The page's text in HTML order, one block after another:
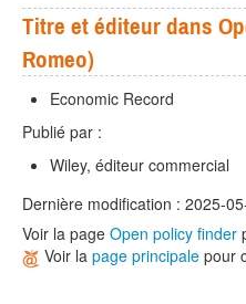
Titre et éditeur dans
Romeo)
Economic Record
Publié par :
Wiley, éditeur commercial
Dernière modification : 2025-
Voir la page Open policy finder
Voir la page principale pour